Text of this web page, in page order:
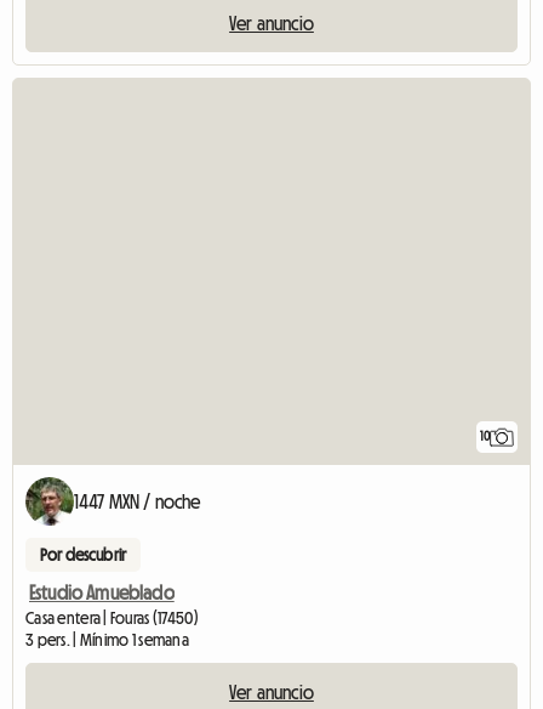
Ver anuncio
10
1447 MXN / noche
Por descubrir
Estudio Amueblado
Casa entera | Fouras (17450)
3 pers. | Mínimo 1 semana
Ver anuncio